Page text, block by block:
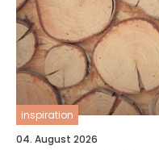
inspiration
04. August 2026